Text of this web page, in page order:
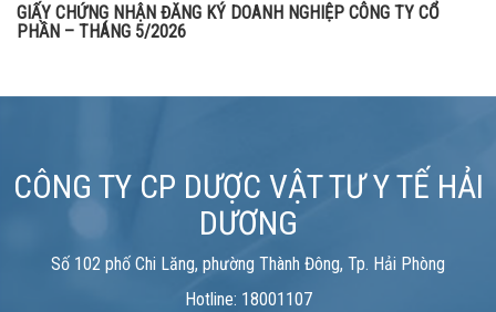
GIẤY CHỨNG NHẬN ĐĂNG KÝ DOANH NGHIỆP CÔNG TY CỔ
PHẦN – THÁNG 5/2026
CÔNG TY CP DƯỢC VẬT TƯ Y TẾ HẢI
DƯƠNG
Số 102 phố Chi Lăng, phường Thành Đông, Tp. Hải Phòng
Hotline: 18001107